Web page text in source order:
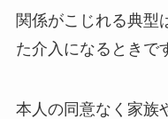
関係がこじれる典型
た介入になるときで
本人の同意なく家族